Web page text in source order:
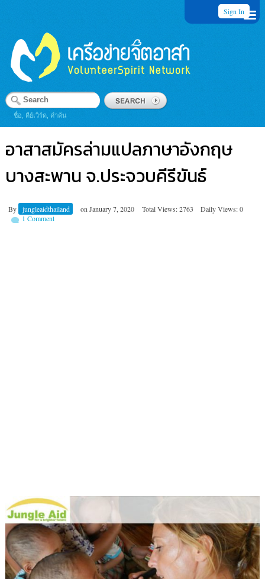
Sign In
ชื่อ, คีย์เวิร์ด, คำค้น
อาสาสมัครล่ามแปลภาษาอังกฤษ
บางสะพาน จ.ประจวบคีรีขันธ์
By jungleaidthailand on January 7, 2020 Total Views: 2763
Daily Views: 0
1 Comment